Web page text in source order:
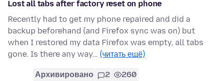
Lost all tabs after factory reset on phone
Recently had to get my phone repaired and did a
backup beforehand (and Firefox sync was on) but
when I restored my data Firefox was empty, all tabs
gone. Is there any way… (читать ещё)
Архивировано 2 260